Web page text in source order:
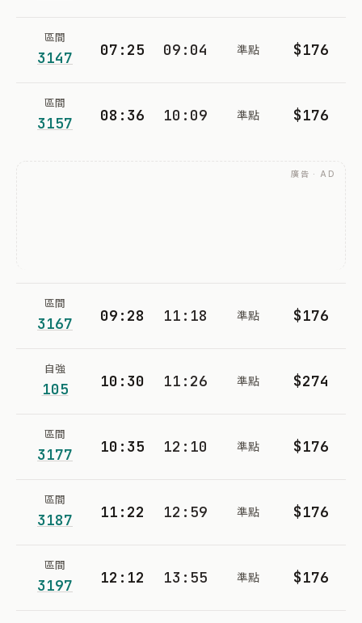
區間
3147 07:25 09:04 準點 $176
區間
3157 08:36 10:09 準點 $176
廣告 · AD
區間
3167 09:28 11:18 準點 $176
自強
105 10:30 11:26 準點 $274
區間
3177 10:35 12:10 準點 $176
區間
3187 11:22 12:59 準點 $176
區間
3197 12:12 13:55 準點 $176